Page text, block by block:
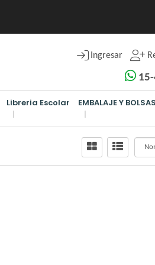
Ingresar
Libreria Escolar EMBALAJE Y BOLSAS